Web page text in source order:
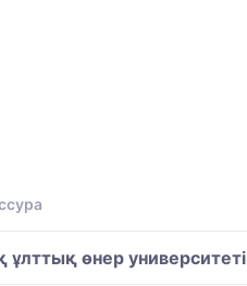
ұлттық өнер университеті